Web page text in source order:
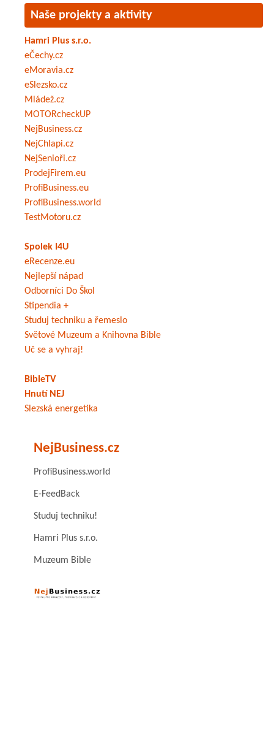
Naše projekty a aktivity
Hamri Plus s.r.o.
eČechy.cz
eMoravia.cz
eSlezsko.cz
Mládež.cz
MOTORcheckUP
NejBusiness.cz
NejChlapi.cz
NejSenioři.cz
ProdejFirem.eu
ProfiBusiness.eu
ProfiBusiness.world
TestMotoru.cz
Spolek I4U
eRecenze.eu
Nejlepší nápad
Odborníci Do Škol
Stipendia +
Studuj techniku a řemeslo
Světové Muzeum a Knihovna Bible
Uč se a vyhraj!
BibleTV
Hnutí NEJ
Slezská energetika
NejBusiness.cz
ProfiBusiness.world
E-FeedBack
Studuj techniku!
Hamri Plus s.r.o.
Muzeum Bible